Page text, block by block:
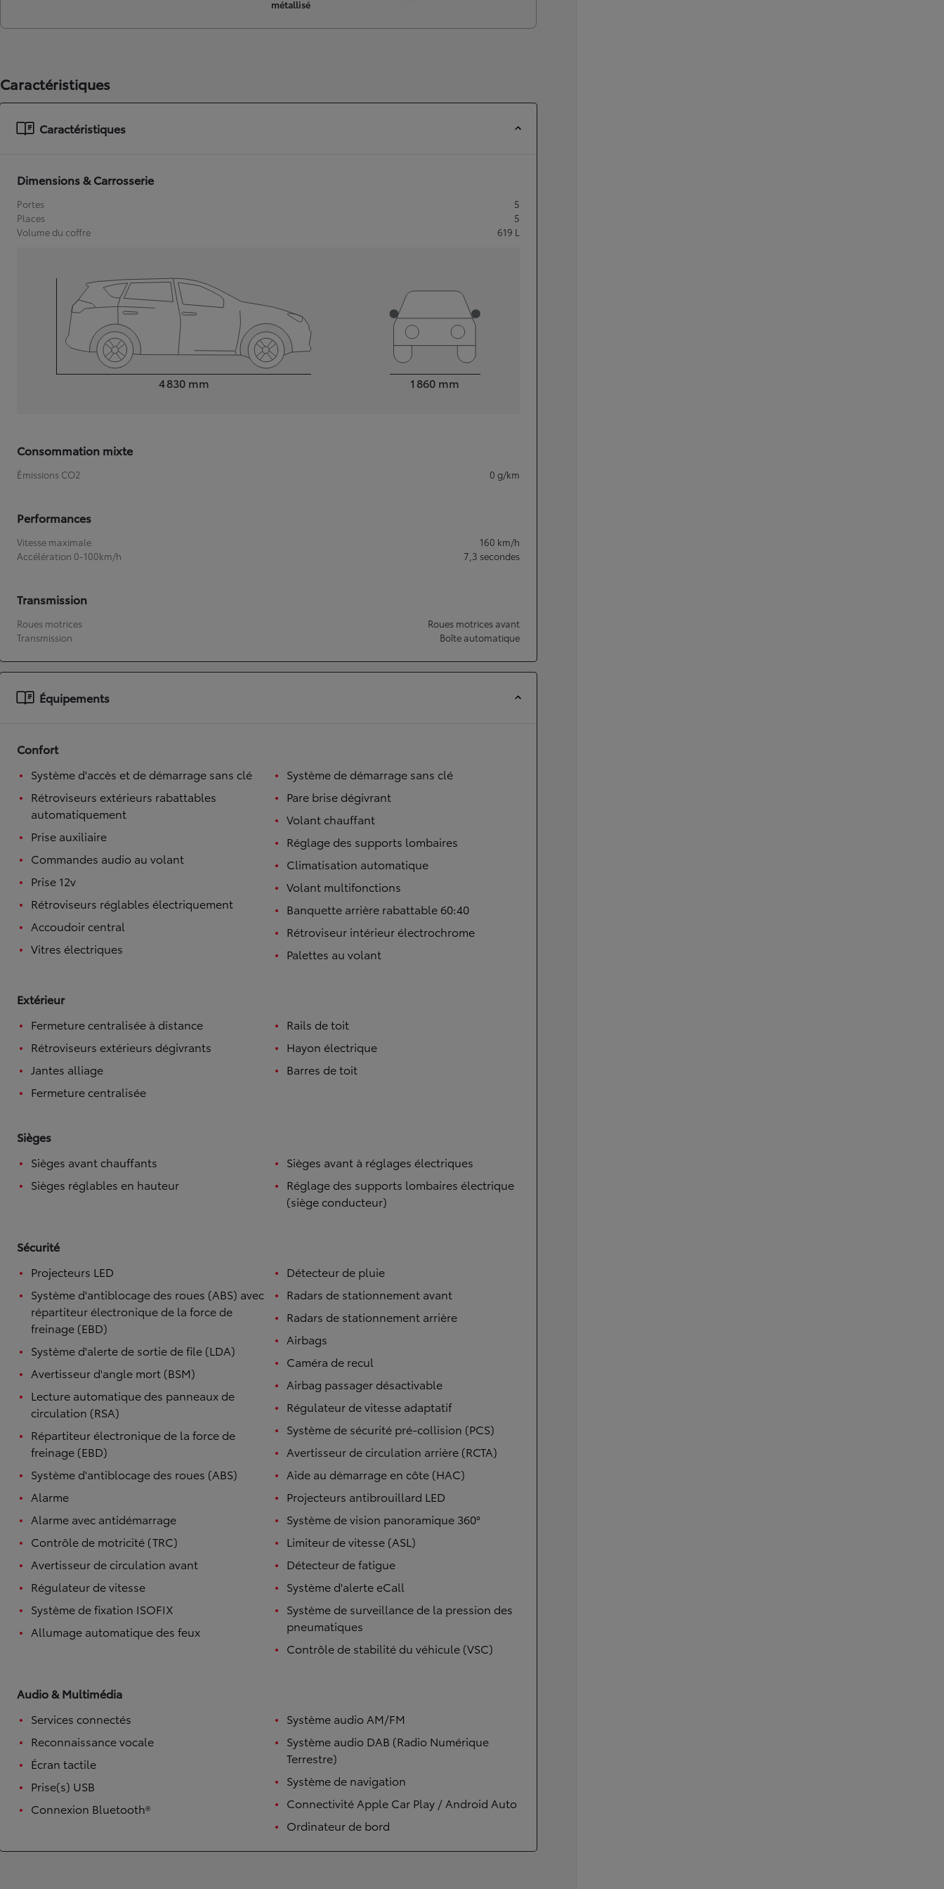
Nouvelle Yaris Cross
Disponible prochainement
TOYOTA C-HR
Disponible rapidement
métallisé
Caractéristiques
Caractéristiques
Dimensions & Carrosserie
Portes
5
Places
5
Volume du coffre
619 L
4 830 mm 1 860 mm
Consommation mixte
Émissions CO2 0 g/km
Performances
Vitesse maximale 160 km/h
Accélération 0-100km/h
7,3 secondes
Transmission
Roues motrices
Roues motrices avant
Transmission
Boîte automatique
Équipements
Confort
Système d'accès et de démarrage sans clé
Rétroviseurs extérieurs rabattables
automatiquement
Prise auxiliaire
Commandes audio au volant
Prise 12v
Rétroviseurs réglables électriquement
Accoudoir central
Vitres électriques
Système de démarrage sans clé
Pare brise dégivrant
Volant chauffant
Réglage des supports lombaires
Climatisation automatique
Volant multifonctions
Banquette arrière rabattable 60:40
Rétroviseur intérieur électrochrome
Palettes au volant
Extérieur
Fermeture centralisée à distance
Rétroviseurs extérieurs dégivrants
Jantes alliage
Fermeture centralisée
Rails de toit
Hayon électrique
Barres de toit
Sièges
Sièges avant chauffants
Sièges réglables en hauteur
Sièges avant à réglages électriques
Réglage des supports lombaires électrique
(siège conducteur)
Sécurité
Projecteurs LED
Système d'antiblocage des roues (ABS) avec
répartiteur électronique de la force de
freinage (EBD)
Système d'alerte de sortie de file (LDA)
Avertisseur d'angle mort (BSM)
Lecture automatique des panneaux de
circulation (RSA)
Répartiteur électronique de la force de
freinage (EBD)
Système d'antiblocage des roues (ABS)
Alarme
Alarme avec antidémarrage
Contrôle de motricité (TRC)
Avertisseur de circulation avant
Régulateur de vitesse
Système de fixation ISOFIX
Allumage automatique des feux
Détecteur de pluie
Radars de stationnement avant
Radars de stationnement arrière
Airbags
Caméra de recul
Airbag passager désactivable
Régulateur de vitesse adaptatif
Système de sécurité pré-collision (PCS)
Avertisseur de circulation arrière (RCTA)
Aide au démarrage en côte (HAC)
Projecteurs antibrouillard LED
Système de vision panoramique 360°
Limiteur de vitesse (ASL)
Détecteur de fatigue
Système d'alerte eCall
Système de surveillance de la pression des
pneumatiques
Contrôle de stabilité du véhicule (VSC)
Audio & Multimédia
Services connectés
Reconnaissance vocale
Écran tactile
Prise(s) USB
Connexion Bluetooth®
Système audio AM/FM
Système audio DAB (Radio Numérique
Terrestre)
Système de navigation
Connectivité Apple Car Play / Android Auto
Ordinateur de bord